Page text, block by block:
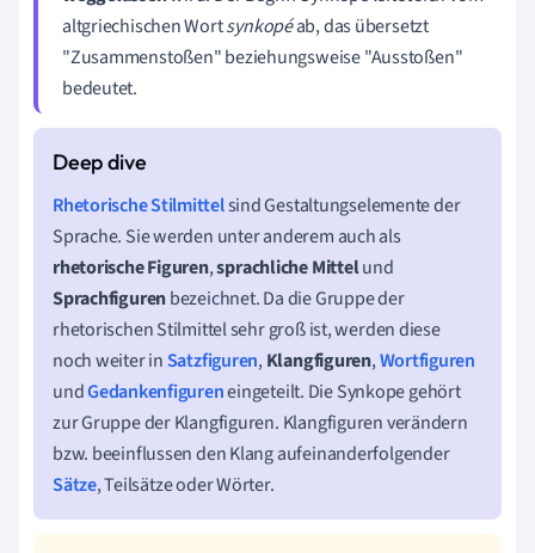
altgriechischen Wortsynkopéab, das übersetzt
"Zusammenstoßen" beziehungsweise "Ausstoßen"
bedeutet.
Rhetorische Stilmittelsind Gestaltungselemente der
Sprache. Sie werden unter anderem auch als
rhetorische Figuren,sprachliche Mittelund
Sprachfigurenbezeichnet. Da die Gruppe der
rhetorischen Stilmittel sehr groß ist, werden diese
noch weiter inSatzfiguren, Klangfiguren,Wortfiguren
undGedankenfigureneingeteilt. Die Synkope gehört
zur Gruppe der Klangfiguren. Klangfiguren verändern
bzw. beeinflussen den Klang aufeinanderfolgender
Sätze, Teilsätze oder Wörter.